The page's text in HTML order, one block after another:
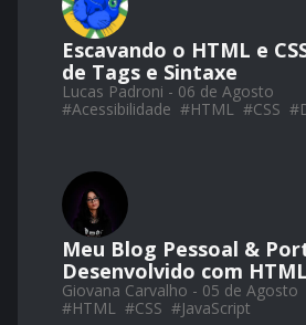
Escavando o HTML e
de Tags e Sintaxe
Lucas Padroni - 06 de Agosto
#Acessibilidade #HTML #CSS #
Meu Blog Pessoal &
Desenvolvido com
Giovana Carvalho - 05 de Agosto
#HTML #CSS #JavaScript